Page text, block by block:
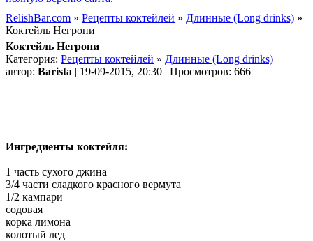
RelishBar.com » Рецепты коктейлей » Длинные (Long drinks) »
Коктейль Негрони
Коктейль Негрони
Категория: Рецепты коктейлей » Длинные (Long drinks)
автор: Barista | 19-09-2015, 20:30 | Просмотров: 666
Ингредиенты коктейля:
1 часть сухого джина
3/4 части сладкого красного вермута
1/2 кампари
содовая
корка лимона
колотый лед